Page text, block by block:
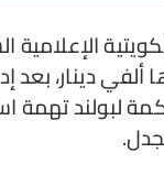
الإعلامية
دينار، بعد
لبولند تهمة